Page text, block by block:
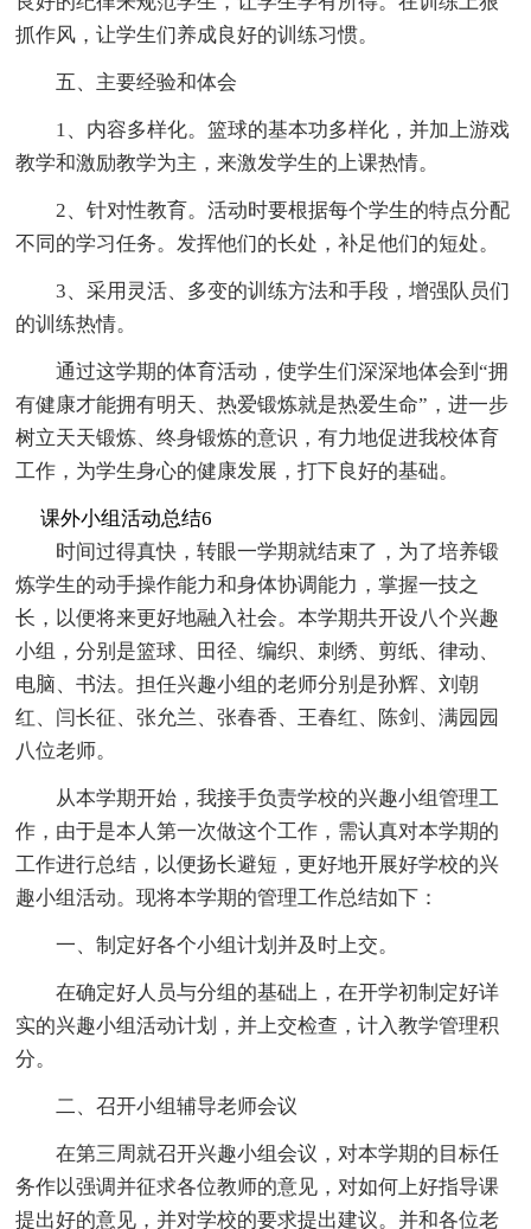
抓作风，让学生们养成良好的训练习惯。
五、主要经验和体会
1、内容多样化。篮球的基本功多样化，并加上游戏
教学和激励教学为主，来激发学生的上课热情。
2、针对性教育。活动时要根据每个学生的特点分配
不同的学习任务。发挥他们的长处，补足他们的短处。
3、采用灵活、多变的训练方法和手段，增强队员们
的训练热情。
通过这学期的体育活动，使学生们深深地体会到“拥
有健康才能拥有明天、热爱锻炼就是热爱生命”，进一步
树立天天锻炼、终身锻炼的意识，有力地促进我校体育
工作，为学生身心的健康发展，打下良好的基础。
课外小组活动总结6
时间过得真快，转眼一学期就结束了，为了培养锻
炼学生的动手操作能力和身体协调能力，掌握一技之
长，以便将来更好地融入社会。本学期共开设八个兴趣
小组，分别是篮球、田径、编织、刺绣、剪纸、律动、
电脑、书法。担任兴趣小组的老师分别是孙辉、刘朝
红、闫长征、张允兰、张春香、王春红、陈剑、满园园
八位老师。
从本学期开始，我接手负责学校的兴趣小组管理工
作，由于是本人第一次做这个工作，需认真对本学期的
工作进行总结，以便扬长避短，更好地开展好学校的兴
趣小组活动。现将本学期的管理工作总结如下：
一、制定好各个小组计划并及时上交。
在确定好人员与分组的基础上，在开学初制定好详
实的兴趣小组活动计划，并上交检查，计入教学管理积
分。
二、召开小组辅导老师会议
在第三周就召开兴趣小组会议，对本学期的目标任
务作以强调并征求各位教师的意见，对如何上好指导课
提出好的意见，并对学校的要求提出建议。并和各位老